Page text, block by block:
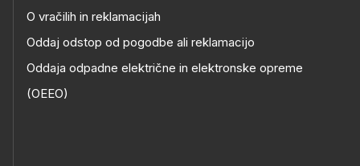
O vračilih in reklamacijah
Oddaj odstop od pogodbe ali reklamacijo
Oddaja odpadne električne in elektronske opreme
(OEEO)